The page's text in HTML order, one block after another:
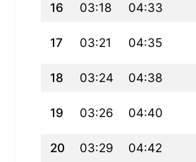
16 03:18 04:33
17 03:21 04:35
18 03:24 04:38
19 03:26 04:40
20 03:29 04:42